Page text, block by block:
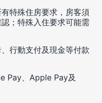
特殊住房要求，房客須
；特殊入住要求可能需
行動支付及現金等付款
Pay、Apple Pay及